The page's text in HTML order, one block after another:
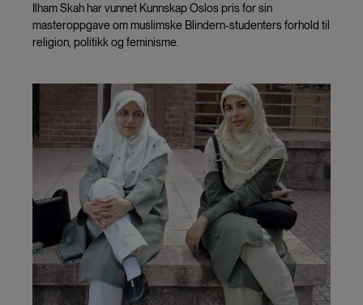
Ilham Skah har vunnet Kunnskap Oslos pris for sin
masteroppgave om muslimske Blindern-studenters forhold til
religion, politikk og feminisme.